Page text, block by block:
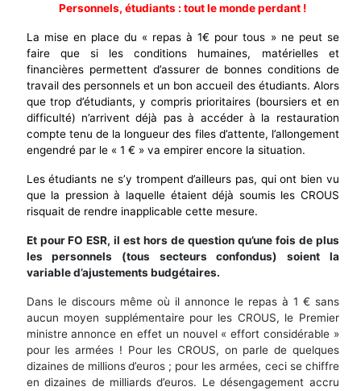
Personnels, étudiants : tout le monde perdant !
La mise en place du « repas à 1€ pour tous » ne peut se
faire que si les conditions humaines, matérielles et
financières permettent d’assurer de bonnes conditions de
travail des personnels et un bon accueil des étudiants. Alors
que trop d’étudiants, y compris prioritaires (boursiers et en
difficulté) n’arrivent déjà pas à accéder à la restauration
compte tenu de la longueur des files d’attente, l’allongement
engendré par le « 1 € » va empirer encore la situation.
Les étudiants ne s’y trompent d’ailleurs pas, qui ont bien vu
que la pression à laquelle étaient déjà soumis les CROUS
risquait de rendre inapplicable cette mesure.
Et pour FO ESR, il est hors de question qu’une fois de plus
les personnels (tous secteurs confondus) soient la
variable d’ajustements budgétaires.
Dans le discours même où il annonce le repas à 1 € sans
aucun moyen supplémentaire pour les CROUS, le Premier
ministre annonce en effet un nouvel « effort considérable »
pour les armées ! Pour les CROUS, on parle de quelques
dizaines de millionsd’euros ; pour les armées, ceci se chiffre
en dizaines de milliards d’euros. Le désengagement accru